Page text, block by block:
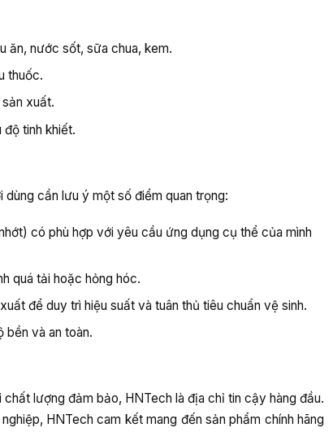
ăn, nước sốt, sữa chua, kem.
thuốc.
xuất.
tinh khiết.
cần lưu ý một số điểm quan trọng:
có phù hợp với yêu cầu ứng dụng cụ thể của mình
quá tải hoặc hỏng hóc.
để duy trì hiệu suất và tuân thủ tiêu chuẩn vệ sinh.
bền và an toàn.
lượng đảm bảo, HNTech là địa chỉ tin cậy hàng đầu.
HNTech cam kết mang đến sản phẩm chính hãng